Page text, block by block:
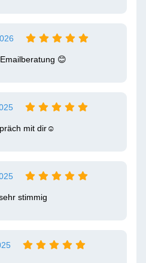
😊
mit dir☺
stimmig